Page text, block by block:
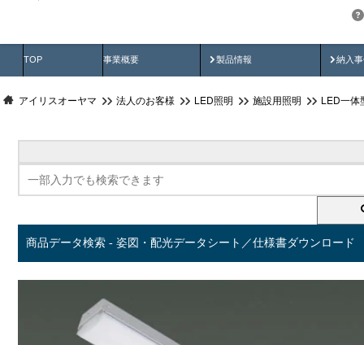
TOP 事業概要 製品情報
製品動画 納入
納
アイリスオーヤマ 法人のお客様 LED照明 施設用照明 LED一体
商品データ検索 - 姿図・配光データシート／仕様書ダウンロード